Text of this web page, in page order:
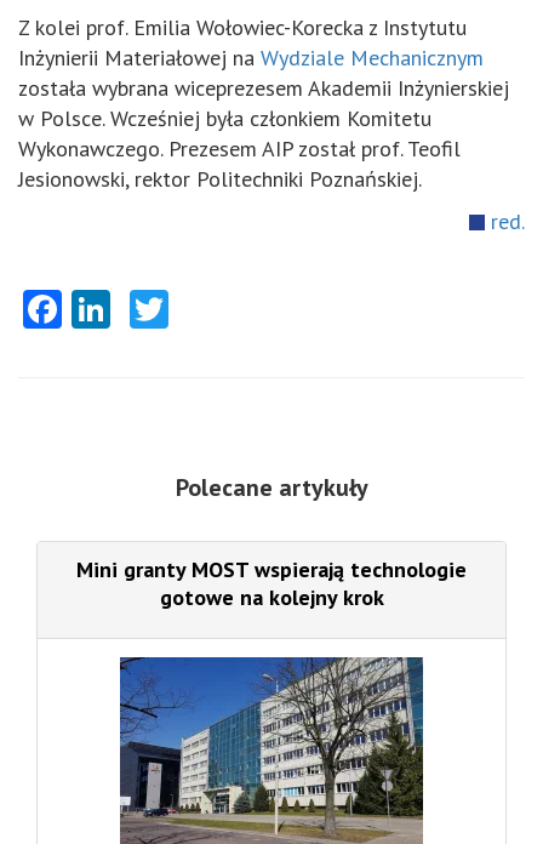
Z kolei prof. Emilia Wołowiec-Korecka z Instytutu
Inżynierii Materiałowej na Wydziale Mechanicznym
została wybrana wiceprezesem Akademii Inżynierskiej
w Polsce. Wcześniej była członkiem Komitetu
Wykonawczego. Prezesem AIP został prof. Teofil
Jesionowski, rektor Politechniki Poznańskiej.
red.
Facebook
LinkedIn
Polecane artykuły
Mini granty MOST wspierają technologie
gotowe na kolejny krok